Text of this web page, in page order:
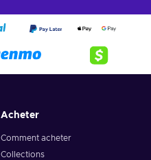
Acheter
Comment acheter
Collections